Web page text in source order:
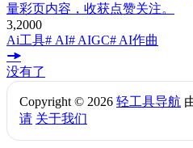
量彩页内容，收获点赞关注。
3,2000
Ai工具# AI# AIGC# AI作曲
没有了
Copyright © 2026 轻工具导航
请 关于我们